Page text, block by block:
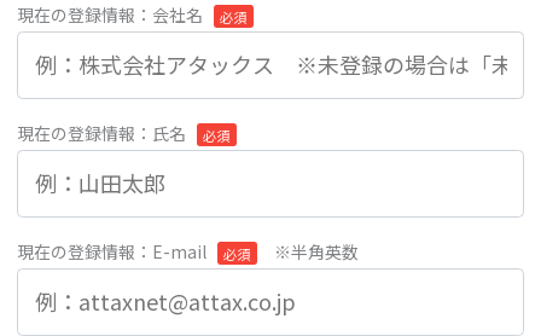
現在の登録情報：会社名 必須
現在の登録情報：氏名 必須
現在の登録情報：E-mail 必須 ※半角英数